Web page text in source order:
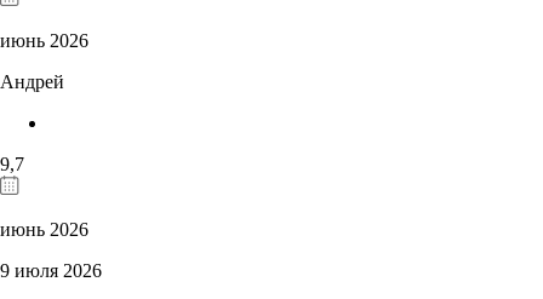
июнь 2026
Андрей
9,7
июнь 2026
9 июля 2026